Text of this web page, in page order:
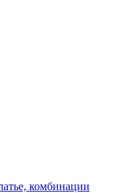
комбинации